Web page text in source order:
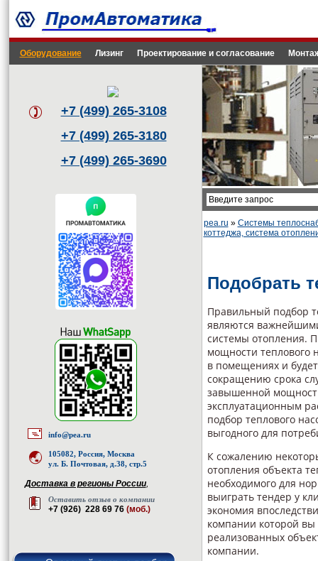
Оборудование Лизинг Проектирование и согласование
+7 (499) 265-3108
+7 (499) 265-3180
+7 (499) 265-3690
info@pea.ru
105082, Россия, Москва
ул. Б. Почтовая, д.38, стр.5
Доставка в регионы России,
Оставить отзыв о компании
+7 (926) 228 69 76 (моб.)
pea.ru » Системы
коттеджа, система
Подобрать
Правильный подбор
являются
системы отопления.
мощности теплового
в помещениях и
сокращению срока
завышенной
эксплуатационным
подбор теплового
выгодного для
К сожалению
отопления объекта
необходимого для
выиграть тендер у
экономия
компании которой вы
реализованных
компании.